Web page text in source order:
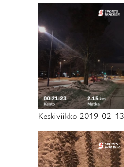
Keskiviikko 2019-02-13